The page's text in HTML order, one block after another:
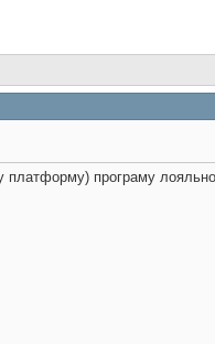
програму